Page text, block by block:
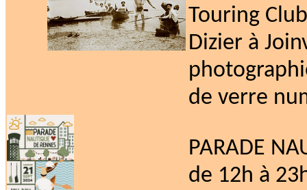
Touring
Dizier à
de verre
PARADE
de 12h à